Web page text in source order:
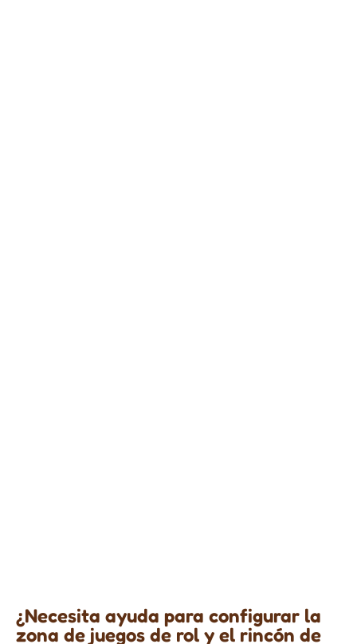
¿Necesita ayuda para configurar la
zona de juegos de rol y el rincón de